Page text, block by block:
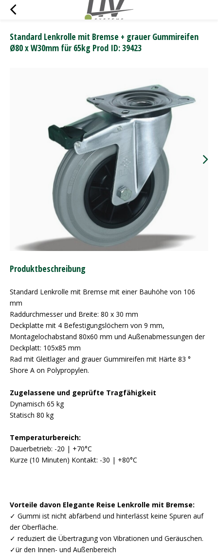
Standard Lenkrolle mit Bremse + grauer Gummireifen
Ø80 x W30mm für 65kg Prod ID: 39423
Produktbeschreibung
Standard Lenkrolle mit Bremse mit einer Bauhöhe von 106
mm
Raddurchmesser und Breite: 80 x 30 mm
Deckplatte mit 4 Befestigungslöchern von 9 mm,
Montagelochabstand 80x60 mm und Außenabmessungen der
Deckplatt: 105x85 mm
Rad mit Gleitlager and grauer Gummireifen mit Härte 83 °
Shore A on Polypropylen.
Zugelassene und geprüfte Tragfähigkeit
Dynamisch 65 kg
Statisch 80 kg
Temperaturbereich:
Dauerbetrieb: -20 | +70°C
Kurze (10 Minuten) Kontakt: -30 | +80°C
Vorteile davon Elegante Reise Lenkrolle mit Bremse:
✓ Gummi ist nicht abfärbend und hinterlässt keine Spuren auf
der Oberfläche.
✓ reduziert die Übertragung von Vibrationen und Geräuschen.
✓ür den Innen- und Außenbereich